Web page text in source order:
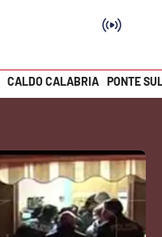
CALDO CALABRIA PONTE